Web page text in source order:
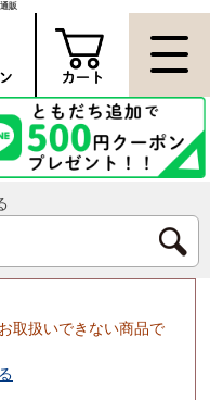
販
取扱いできない商品で